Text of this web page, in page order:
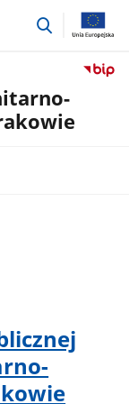
przejdź